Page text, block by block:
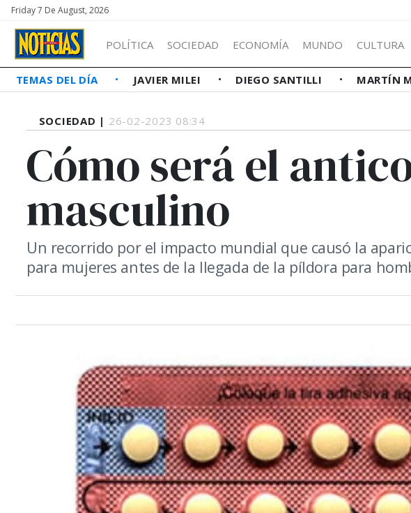
Friday 7 De August, 2026
POLÍTICA SOCIEDAD ECONOMÍA MUNDO CULTURA
TEMAS DEL DÍA JAVIER MILEI DIEGO SANTILLI MARTÍN
SOCIEDAD | 26-02-2023 08:34
Cómo será el
masculino
Un recorrido por el impacto mundial que causó la
para mujeres antes de la llegada de la píldora para